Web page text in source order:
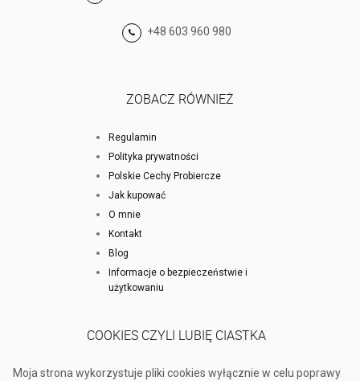
+48 603 960 980
ZOBACZ RÓWNIEŻ
Regulamin
Polityka prywatności
Polskie Cechy Probiercze
Jak kupować
O mnie
Kontakt
Blog
Informacje o bezpieczeństwie i
użytkowaniu
COOKIES CZYLI LUBIĘ CIASTKA
Moja strona wykorzystuje pliki cookies wyłącznie w celu poprawy